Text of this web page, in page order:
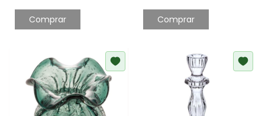
Comprar